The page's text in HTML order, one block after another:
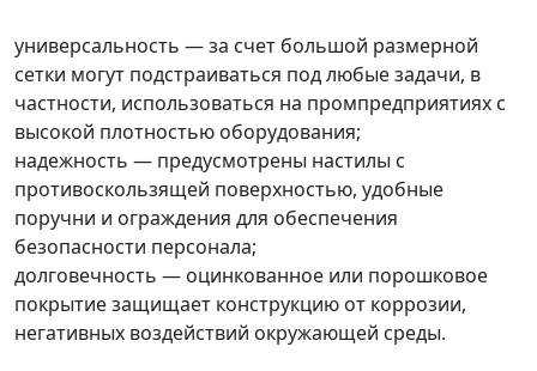
универсальность — за счет большой размерной
сетки могут подстраиваться под любые задачи, в
частности, использоваться на промпредприятиях с
высокой плотностью оборудования;
надежность — предусмотрены настилы с
противоскользящей поверхностью, удобные
поручни и ограждения для обеспечения
безопасности персонала;
долговечность — оцинкованное или порошковое
покрытие защищает конструкцию от коррозии,
негативных воздействий окружающей среды.